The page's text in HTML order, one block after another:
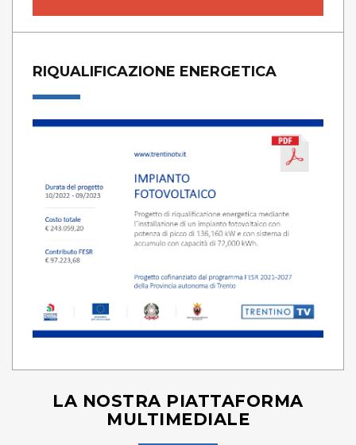
RIQUALIFICAZIONE ENERGETICA
LA NOSTRA PIATTAFORMA
MULTIMEDIALE